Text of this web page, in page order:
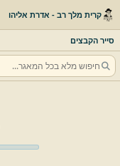
קרית מלך רב - אדרת אליהו
סייר הקבצים